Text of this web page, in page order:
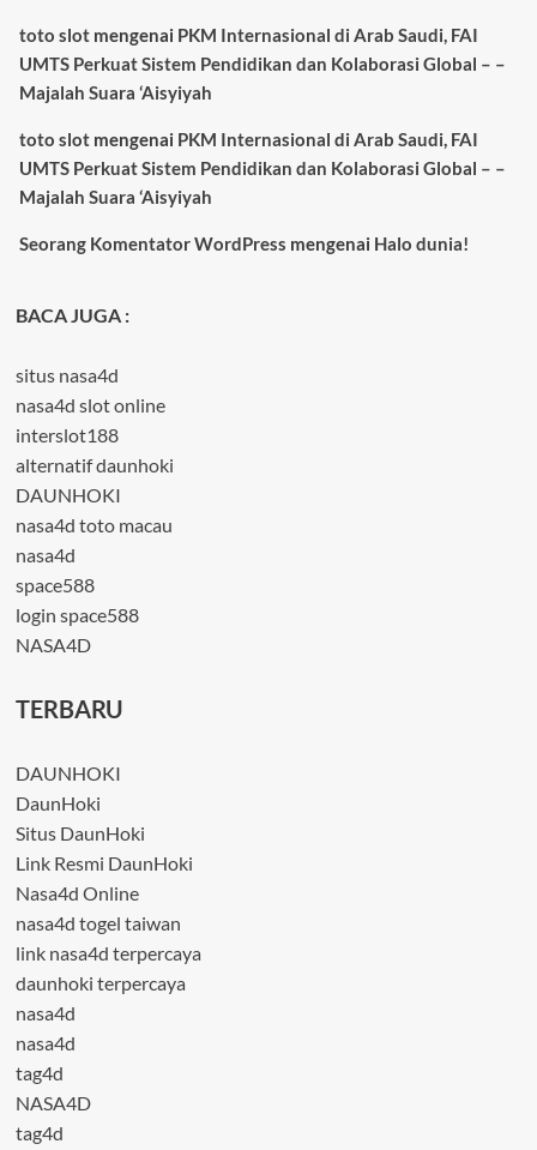
toto slotmengenai PKM Internasional di Arab Saudi, FAI
UMTS Perkuat Sistem Pendidikan dan Kolaborasi Global – –
Majalah Suara ‘Aisyiyah
toto slotmengenai PKM Internasional di Arab Saudi, FAI
UMTS Perkuat Sistem Pendidikan dan Kolaborasi Global – –
Majalah Suara ‘Aisyiyah
Seorang Komentator WordPress mengenai Halo dunia!
BACA JUGA :
situs nasa4d
nasa4d slot online
interslot188
alternatif daunhoki
DAUNHOKI
nasa4d toto macau
nasa4d
space588
login space588
NASA4D
TERBARU
DAUNHOKI
DaunHoki
Situs DaunHoki
Link Resmi DaunHoki
Nasa4d Online
nasa4d togel taiwan
link nasa4d terpercaya
daunhoki terpercaya
nasa4d
nasa4d
tag4d
NASA4D
tag4d